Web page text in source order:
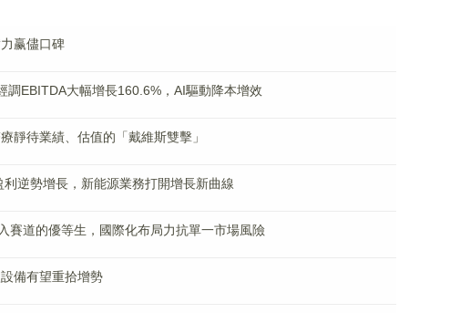
赢儘口碑
調EBITDA大幅增長160.6%，AI驅動降本增效
靜待業績、估值的「戴維斯雙擊」
逆勢增長，新能源業務打開增長新曲線
賽道的優等生，國際化布局力抗單一市場風險
備有望重拾增勢